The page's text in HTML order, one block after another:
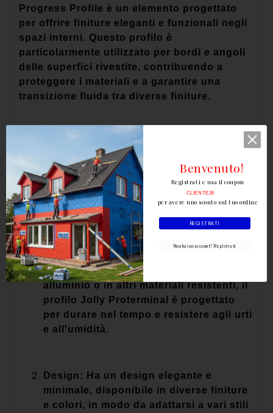
Progress Profile è un elemento progettato
per offrire finiture eleganti e funzionali negli
spazi interni. Questo profilo è
particolarmente utilizzato per bordi e angoli
delle superfici rivestite, contribuendo a
proteggere i materiali e a garantire una
transizione fluida tra diverse finiture.
Caratteristiche principali:
Materiale: Realizzato in leghe di
alluminio o in altri materiali resistenti, il
profilo Jolly Proterminal è progettato
per durare nel tempo e resistere agli urti
e all'umidità.
Design: Ha un design elegante e
minimale, disponibile in diverse finiture
e colori, in modo da adattarsi a vari stili
REGISTRATI
Non hai un account? Registrati
Registrati e usa il coupon
per avere uno sconto sul tuo ordine
CLIENTE26
Benvenuto!